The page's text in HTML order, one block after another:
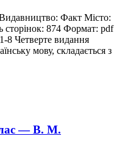
Факт Місто:
сторінок: 874 Формат: pdf
8 Четверте видання
мову, складається з
— В. М.